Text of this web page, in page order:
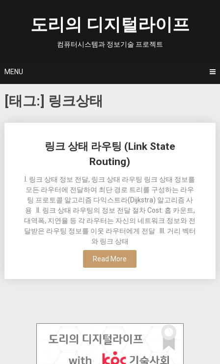
도리의 디지털라이프
컴퓨터시스템과 정보기술 프로젝트
MENU
[태그:] 링크상태
링크 상태 라우팅 (Link State
Routing)
I. 링크 상태 정보 전달, 링크 상태 라우팅 링크 상태 정보를
모든 라우터에 전달하여 최단 경로 트리를 구성하는 라우
팅 프로토콜 알고리즘 다익스트라(Dijkstra) 알고리즘 사
용 II. 링크 상태 라우팅의 정보 전달 절차 Cost: 홉 카운트,
대역폭, 지연율 등 각 라우터는 자신의 네트워크 정보와 전
달받은 라우팅 정보를 이웃 라우터에게 전달 III. 거리 벡터
와 링크 상태
Read More
navigation